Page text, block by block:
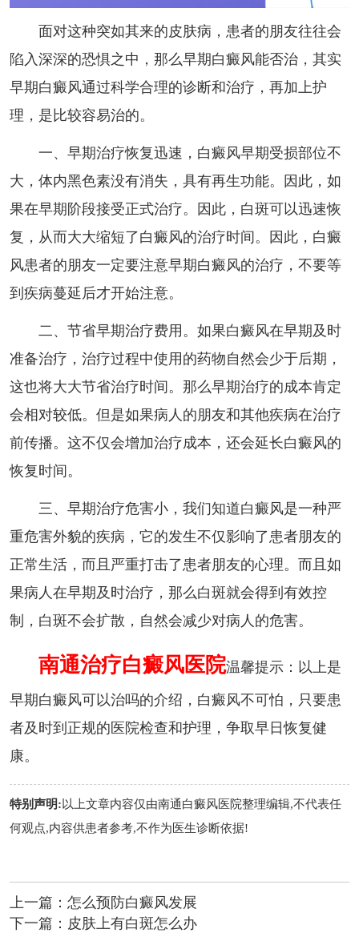
面对这种突如其来的皮肤病，患者的朋友往往会
陷入深深的恐惧之中，那么早期白癜风能否治，其实
早期白癜风通过科学合理的诊断和治疗，再加上护
理，是比较容易治的。
一、早期治疗恢复迅速，白癜风早期受损部位不
大，体内黑色素没有消失，具有再生功能。因此，如
果在早期阶段接受正式治疗。因此，白斑可以迅速恢
复，从而大大缩短了白癜风的治疗时间。因此，白癜
风患者的朋友一定要注意早期白癜风的治疗，不要等
到疾病蔓延后才开始注意。
二、节省早期治疗费用。如果白癜风在早期及时
准备治疗，治疗过程中使用的药物自然会少于后期，
这也将大大节省治疗时间。那么早期治疗的成本肯定
会相对较低。但是如果病人的朋友和其他疾病在治疗
前传播。这不仅会增加治疗成本，还会延长白癜风的
恢复时间。
三、早期治疗危害小，我们知道白癜风是一种严
重危害外貌的疾病，它的发生不仅影响了患者朋友的
正常生活，而且严重打击了患者朋友的心理。而且如
果病人在早期及时治疗，那么白斑就会得到有效控
制，白斑不会扩散，自然会减少对病人的危害。
南通治疗白癜风医院温馨提示：以上是
早期白癜风可以治吗的介绍，白癜风不可怕，只要患
者及时到正规的医院检查和护理，争取早日恢复健
康。
特别声明:以上文章内容仅由南通白癜风医院整理编辑,不代表任
何观点,内容供患者参考,不作为医生诊断依据!
上一篇： 怎么预防白癜风发展
下一篇： 皮肤上有白斑怎么办